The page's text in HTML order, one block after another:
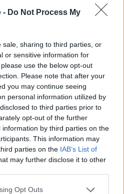
- Do Not Process My
sale, sharing to third parties, or
or sensitive information for
use the below opt-out
Please note that after your
you may continue seeing
personal information utilized by
to third parties prior to
opt-out of the further
by third parties on the
This information may
parties on the IAB’s List of
may further disclose it to other
Opt Outs
na wardze sromowej
to mała kulka która boli
to może być ? Czy to źle
- forum dla rodziny i
pacjentki
spirala
opryszczka